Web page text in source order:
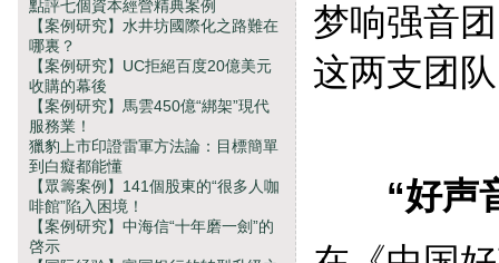
點評七個資本經營精典案例
【案例研究】水井坊國際化之路難在
哪裏？
【案例研究】UC拒絕百度20億美元
收購的幕後
【案例研究】馬雲450億“綁架”現代
服務業！
獵豹上市印證雷軍方法論：目標簡單
到白癡都能懂
【眾籌案例】141個股東的“很多人咖
啡館”陷入困境！
【案例研究】中海信“十年磨一劍”的
啓示
梦响强音
这两支团
“好声音